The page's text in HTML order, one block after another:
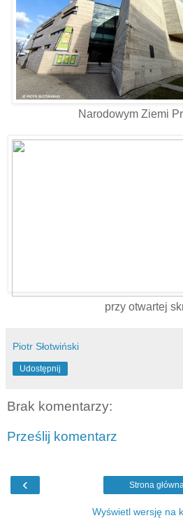
Narodowym Ziemi
przy otwartej
Piotr Słotwiński
Udostępnij
Brak komentarzy:
Prześlij komentarz
‹ Strona główna
Wyświetl wersję na